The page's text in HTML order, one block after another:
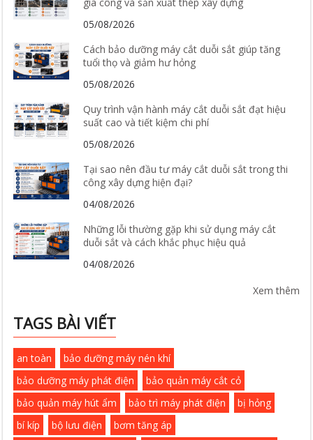
05/08/2026
Cách bảo dưỡng máy cắt duỗi sắt giúp tăng
tuổi thọ và giảm hư hỏng
05/08/2026
Quy trình vận hành máy cắt duỗi sắt đạt hiệu
suất cao và tiết kiệm chi phí
05/08/2026
Tại sao nên đầu tư máy cắt duỗi sắt trong thi
công xây dựng hiện đại?
04/08/2026
Những lỗi thường gặp khi sử dụng máy cắt
duỗi sắt và cách khắc phục hiệu quả
04/08/2026
Xem thêm
TAGS BÀI VIẾT
an toàn
bảo dưỡng máy nén khí
bảo dưỡng máy phát điện
bảo quản máy cắt cỏ
bảo quản máy hút ẩm
bảo trì máy phát điện
bị hỏng
bí kíp
bộ lưu điện
bơm tăng áp